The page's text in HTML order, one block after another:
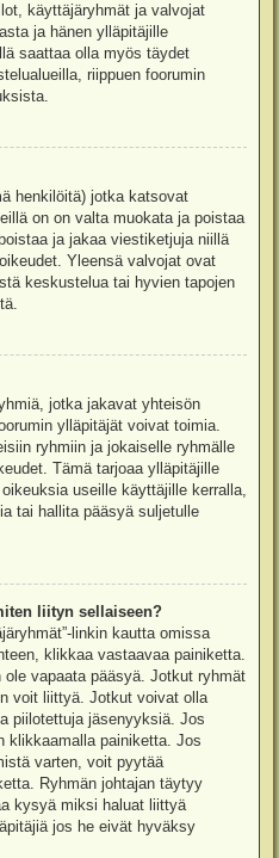
käyttäjäryhmät ja valvojat
ja hänen ylläpitäjille
saattaa olla myös täydet
riippuen foorumin
henkilöitä) jotka katsovat
on on valta muokata ja poistaa
ja jakaa viestiketjuja niillä
Yleensä valvojat ovat
keskustelua tai hyvien tapojen
jotka jakavat yhteisön
ylläpitäjät voivat toimia.
ryhmiin ja jokaiselle ryhmälle
Tämä tarjoaa ylläpitäjille
useille käyttäjille kerralla,
tai hallita pääsyä suljetulle
liityn sellaiseen?
linkin kautta omissa
klikkaa vastaavaa painiketta.
vapaata pääsyä. Jotkut ryhmät
voit liittyä. Jotkut voivat olla
piilotettuja jäsenyyksiä. Jos
klikkaamalla painiketta. Jos
varten, voit pyytää
Ryhmän johtajan täytyy
kysyä miksi haluat liittyä
jos he eivät hyväksy